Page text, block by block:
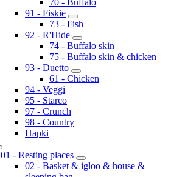
91 - Fiskie
73 - Fish
92 - R'Hide
74 - Buffalo skin
75 - Buffalo skin & chicken
93 - Duetto
61 - Chicken
94 - Veggi
95 - Starco
97 - Crunch
98 - Country
Hapki
01 - Resting places
02 - Basket & igloo & house &